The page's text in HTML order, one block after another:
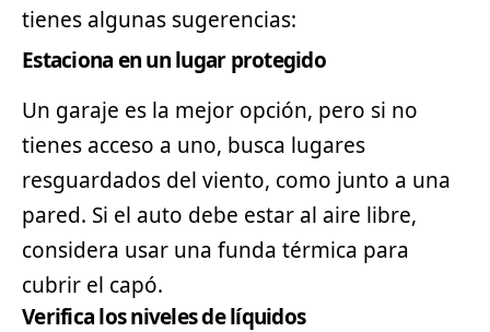
tienes algunas sugerencias:
Estaciona en un lugar protegido
Un garaje es la mejor opción, pero si no
tienes acceso a uno, busca lugares
resguardados del viento, como junto a una
pared. Si el auto debe estar al aire libre,
considera usar una funda térmica para
cubrir el capó.
Verifica los niveles de líquidos